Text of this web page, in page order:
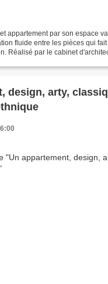
appartement par son espace
fluide entre les pièces qui
Réalisé par le cabinet
design, arty,